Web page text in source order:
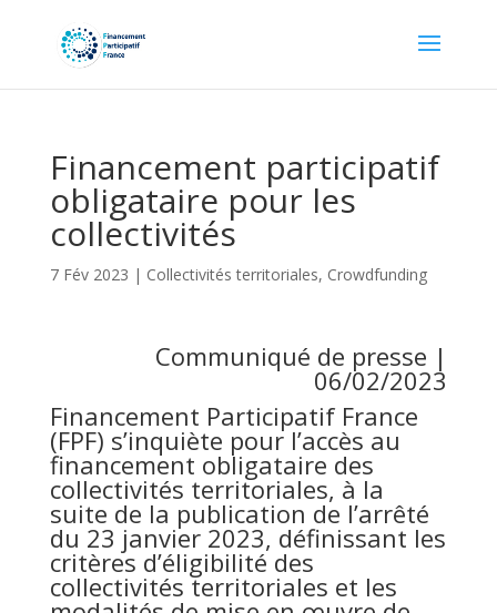
Financement participatif
obligataire pour les
collectivités
7 Fév 2023 | Collectivités territoriales, Crowdfunding
Communiqué de presse |
06/02/2023
Financement Participatif France
(FPF) s’inquiète pour l’accès au
financement obligataire des
collectivités territoriales, à la
suite de la publication de l’arrêté
du 23 janvier 2023, définissant les
critères d’éligibilité des
collectivités territoriales et les